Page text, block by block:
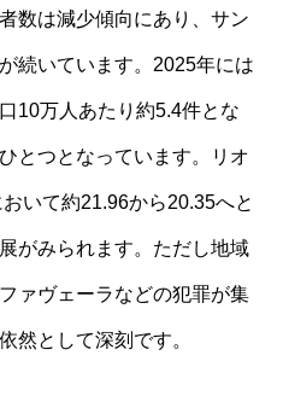
数は減少傾向にあり、サン
続いています。2025年には
10万人あたり約5.4件とな
とつとなっています。リオ
いて約21.96から20.35へと
がみられます。ただし地域
ァヴェーラなどの犯罪が集
然として深刻です。